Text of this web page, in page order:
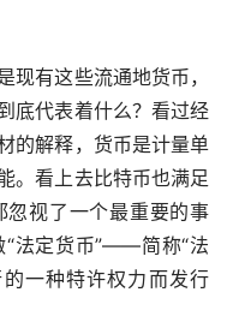
现有这些流通地货币，
底代表着什么？看过经
的解释，货币是计量单
。看上去比特币也满足
视了一个最重要的事
“法定货币”——简称“法
一种特许权力而发行